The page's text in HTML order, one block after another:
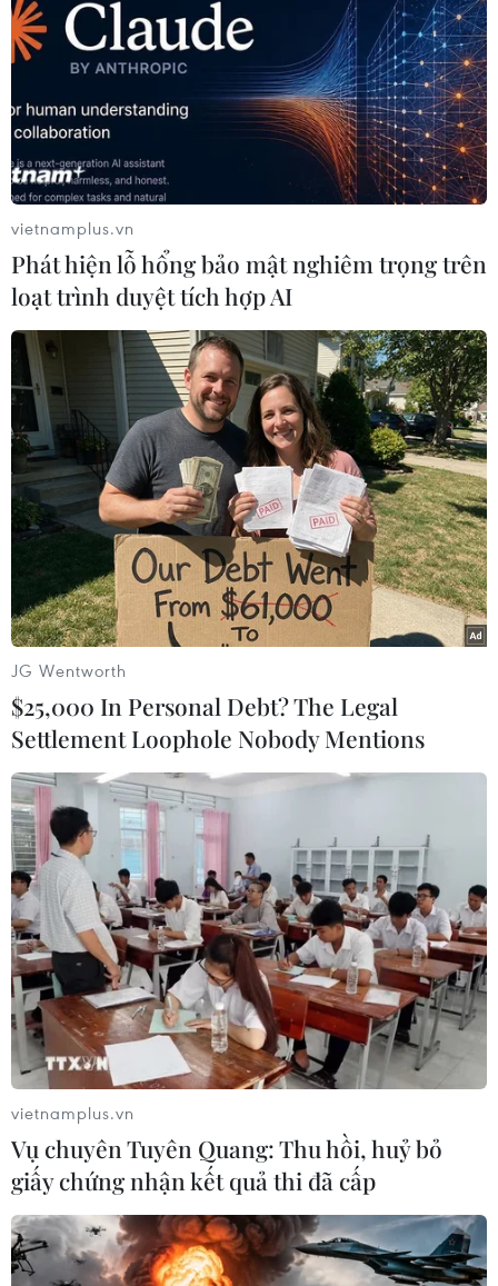
TIN LIÊN QUAN
Điện, xăng cùng tăng: Áp lực lên kế hoạch
kinh doanh của doanh nghiệp
21/05/2019 06:25
Theo chuyên gia Nguyễn Đình Cung, việc điều chỉnh giá
điện một mặt thúc đẩy sử dụng năng lượng tiết kiệm,
hiệu quả và hơn nữa là khuyến khích doanh nghiệp
chuyển đổi sản xuất.
Báo cáo Quốc hội về quản lý, điều hành
kinh doanh xăng dầu
Bộ Công Thương, thừa ủy quyền của Thủ tướng Chính
phủ báo cáo Quốc hội một số nội dung liên quan đến
việc quản lý, điều hành kinh doanh xăng dầu.
vietnamplus.vn
Phát hiện lỗ hổng bảo mật nghiêm trọng trên
loạt trình duyệt tích hợp AI
JG Wentworth
$25,000 In Personal Debt? The Legal
Settlement Loophole Nobody Mentions
vietnamplus.vn
Vụ chuyên Tuyên Quang: Thu hồi, huỷ bỏ
giấy chứng nhận kết quả thi đã cấp